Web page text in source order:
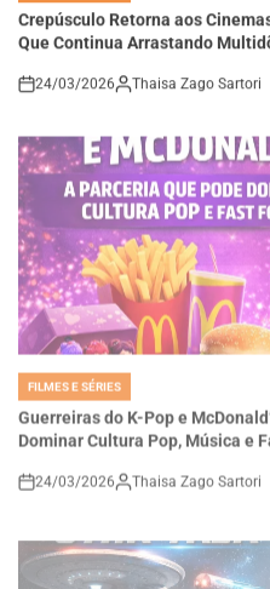
Que Continua Arrastando
24/03/2026 Thaisa Zago Sartori
POSTED
FILMES E SÉRIES
Guerreiras do K-Pop e
Dominar Cultura Pop, Música e
on
24/03/2026 Thaisa Zago Sartori